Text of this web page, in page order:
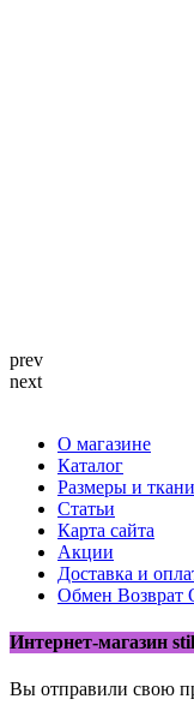
prev
next
О магазине
Каталог
Размеры и ткани
Статьи
Карта сайта
Акции
Доставка и
Обмен Возврат
Интернет-магазин
Вы отправили свою